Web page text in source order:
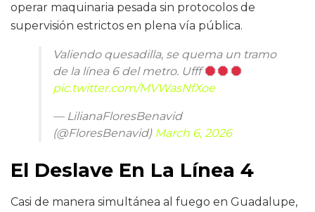
operar maquinaria pesada sin protocolos de
supervisión estrictos en plena vía pública.
Valiendo quesadilla, se quema un tramo
de la línea 6 del metro. Ufff
pic.twitter.com/MVWasNfXoe
— LilianaFloresBenavid
(@FloresBenavid) March 6, 2026
El Deslave En La Línea 4
Casi de manera simultánea al fuego en Guadalupe,